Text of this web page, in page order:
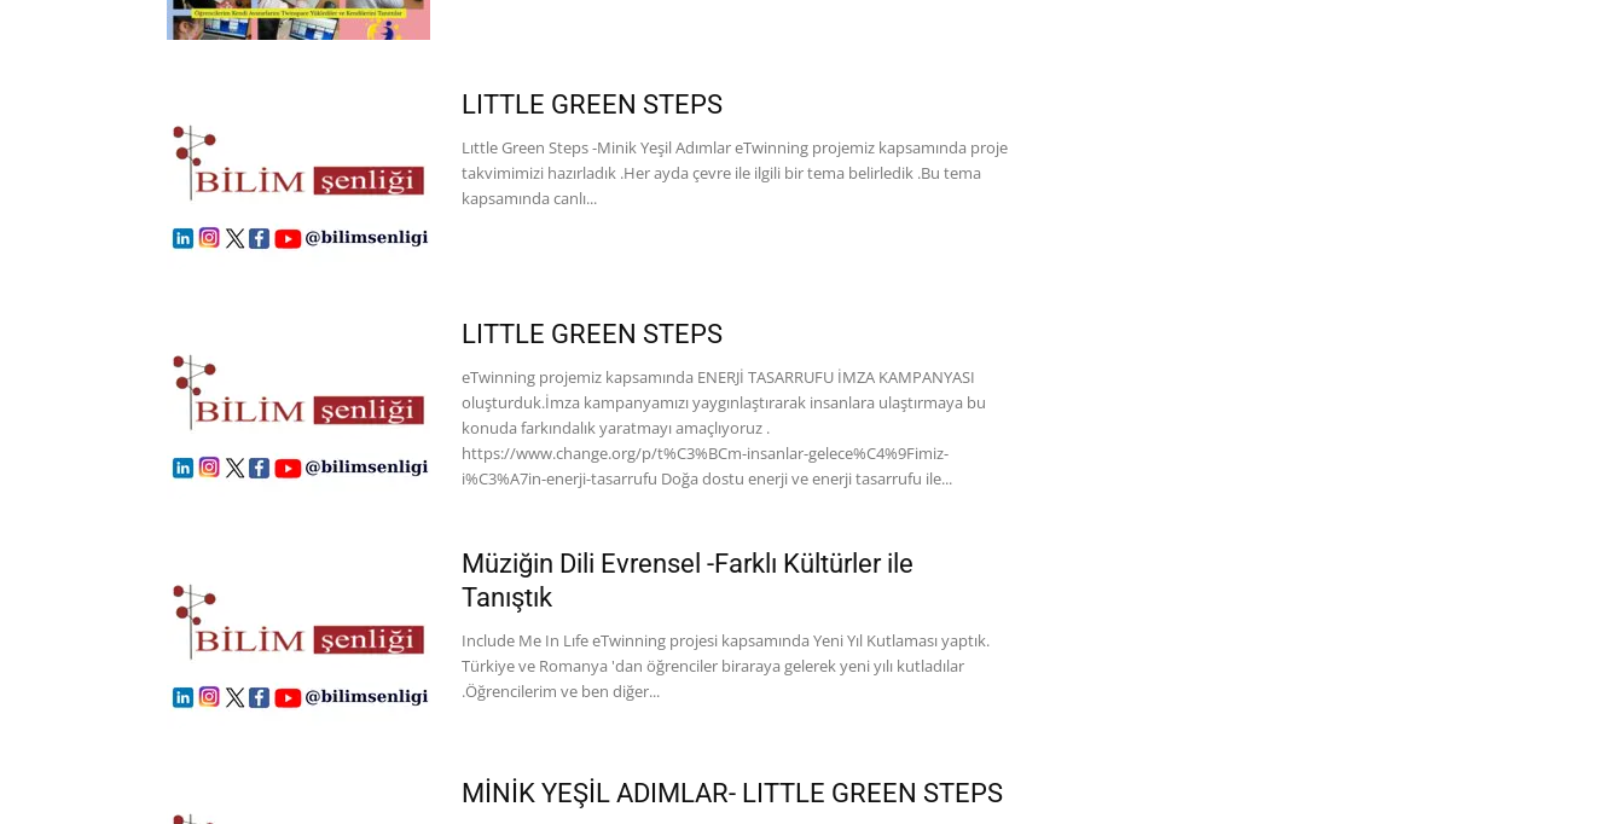
LITTLE GREEN STEPS
Lıttle Green Steps -Minik Yeşil Adımlar eTwinning projemiz kapsamında proje
takvimimizi hazırladık .Her ayda çevre ile ilgili bir tema belirledik .Bu tema
kapsamında canlı...
LITTLE GREEN STEPS
eTwinning projemiz kapsamında ENERJİ TASARRUFU İMZA KAMPANYASI
oluşturduk.İmza kampanyamızı yaygınlaştırarak insanlara ulaştırmaya bu
konuda farkındalık yaratmayı amaçlıyoruz .
https://www.change.org/p/t%C3%BCm-insanlar-gelece%C4%9Fimiz-
i%C3%A7in-enerji-tasarrufu Doğa dostu enerji ve enerji tasarrufu ile...
Müziğin Dili Evrensel -Farklı Kültürler ile
Tanıştık
Include Me In Lıfe eTwinning projesi kapsamında Yeni Yıl Kutlaması yaptık.
Türkiye ve Romanya 'dan öğrenciler biraraya gelerek yeni yılı kutladılar
.Öğrencilerim ve ben diğer...
MİNİK YEŞİL ADIMLAR- LITTLE GREEN STEPS